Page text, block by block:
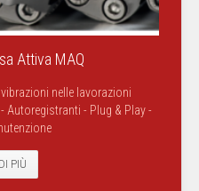
Attiva MAQ
nelle lavorazioni
Autoregistranti - Plug & Play -
PIÙ